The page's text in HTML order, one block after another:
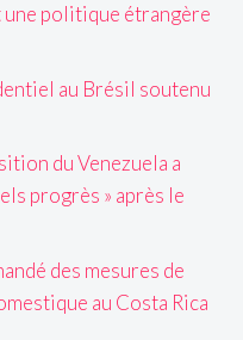
une politique étrangère
au Brésil soutenu
du Venezuela a
progrès » après le
des mesures de
au Costa Rica